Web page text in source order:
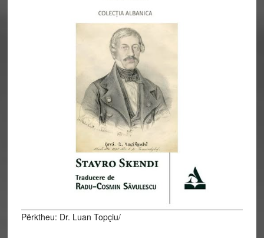
Përktheu: Dr. Luan Topçiu/